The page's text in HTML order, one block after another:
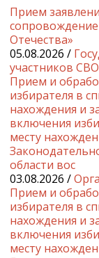
Прием
Отечества»
05.08.2026 /
участников
Прием и
избирателя в
нахождения и
включения
месту
области вос
03.08.2026 /
Прием и
избирателя в
нахождения и
включения
месту